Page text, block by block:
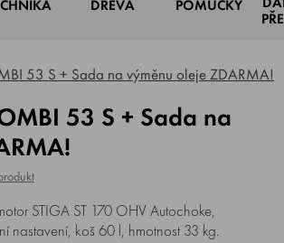
DŘEVA
POMŮCKY
53 S + Sada na výměnu oleje ZDARMA!
STIGA ST 170 OHV Autochoke,
nastavení, koš 60 l, hmotnost 33 kg.